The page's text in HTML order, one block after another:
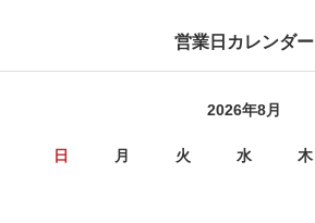
営業日カレンダー
2026年8月
日 月 火 水 木